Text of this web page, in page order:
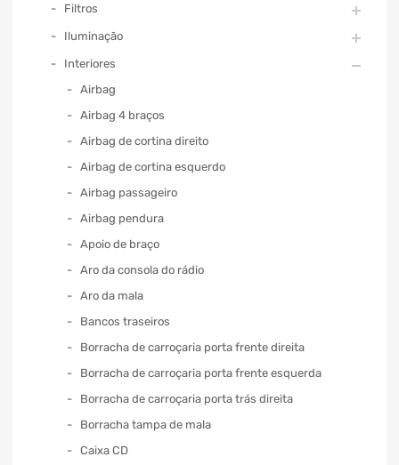
Filtros
Iluminação
Interiores
Airbag
Airbag 4 braços
Airbag de cortina direito
Airbag de cortina esquerdo
Airbag passageiro
Airbag pendura
Apoio de braço
Aro da consola do rádio
Aro da mala
Bancos traseiros
Borracha de carroçaria porta frente direita
Borracha de carroçaria porta frente esquerda
Borracha de carroçaria porta trás direita
Borracha tampa de mala
Caixa CD